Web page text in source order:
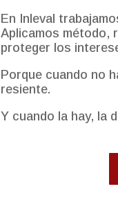
En Inleval
Aplicamos método,
proteger los
Porque cuando no
resiente.
Y cuando la hay, la